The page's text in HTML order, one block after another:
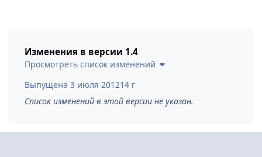
Изменения в версии 1.4
Просмотреть список изменений
Выпущена 3 июля 201214 г
Список изменений в этой версии не указан.